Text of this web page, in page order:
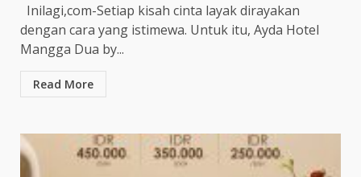
Inilagi,com-Setiap kisah cinta layak dirayakan
dengan cara yang istimewa. Untuk itu, Ayda Hotel
Mangga Dua by...
Read More